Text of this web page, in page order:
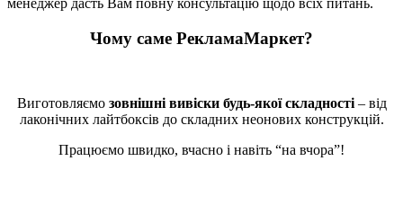
Чому саме РекламаМаркет?
Виготовляємо зовнішні вивіски будь-якої складності– від
лаконічних лайтбоксів до складних неонових конструкцій.
Працюємо швидко, вчасно і навіть “на вчора”!